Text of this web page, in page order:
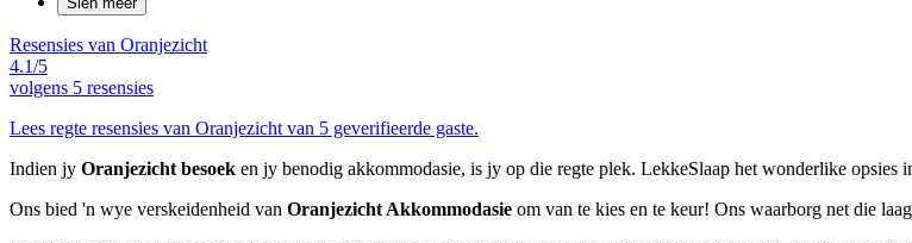
Resensies van Oranjezicht
4.1/5
volgens 5 resensies
Lees regte resensies van Oranjezicht van 5 geverifieerde gaste.
Indien jy Oranjezicht besoek en jy benodig akkommodasie, is jy op die regte plek. LekkeSlaap het wonderlike opsies
Ons bied 'n wye verskeidenheid van Oranjezicht Akkommodasie om van te kies en te keur! Ons waarborg net die